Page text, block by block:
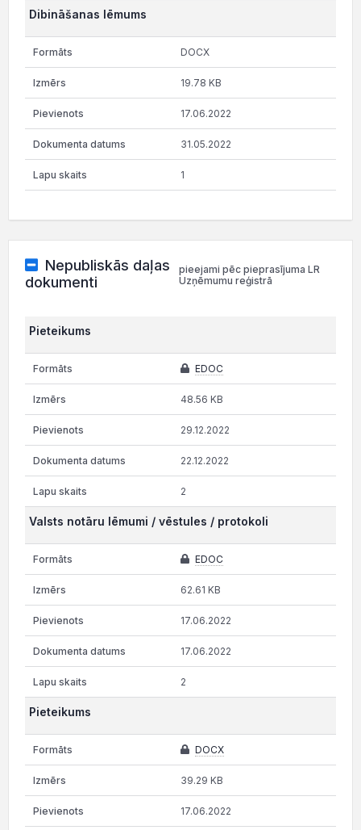
Dibināšanas lēmums
DOCX
19.78 KB
17.06.2022
31.05.2022
1
Nepubliskās daļas
dokumenti
pieejami pēc pieprasījuma LR
Uzņēmumu reģistrā
Pieteikums
EDOC
48.56 KB
29.12.2022
22.12.2022
2
Valsts notāru lēmumi / vēstules / protokoli
EDOC
62.61 KB
17.06.2022
17.06.2022
2
Pieteikums
DOCX
39.29 KB
17.06.2022